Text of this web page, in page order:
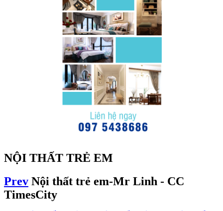
NỘI THẤT TRẺ EM
Prev Nội thất trẻ em-Mr Linh - CC
TimesCity